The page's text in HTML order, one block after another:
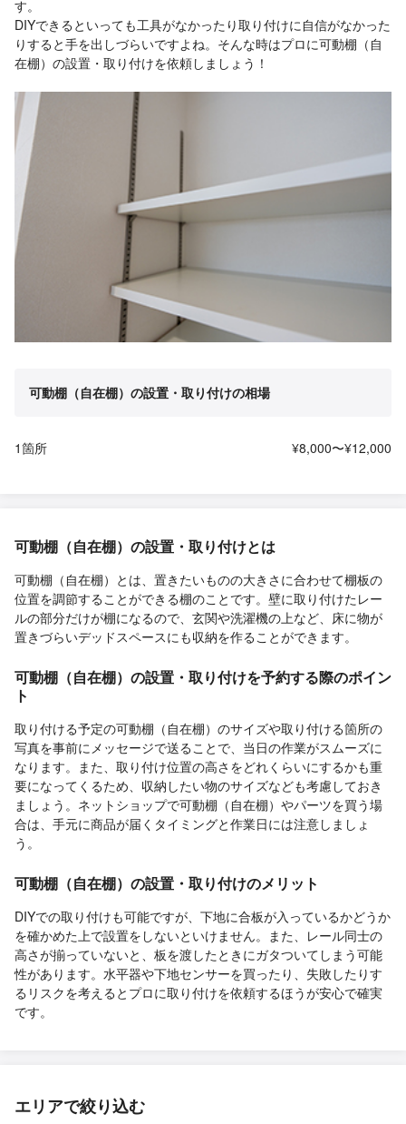
す。
DIYできるといっても工具がなかったり取り付けに自信がなかった
りすると手を出しづらいですよね。そんな時はプロに可動棚（自
在棚）の設置・取り付けを依頼しましょう！
可動棚（自在棚）の設置・取り付けの相場
1箇所 ¥8,000〜¥12,000
可動棚（自在棚）の設置・取り付けとは
可動棚（自在棚）とは、置きたいものの大きさに合わせて棚板の
位置を調節することができる棚のことです。壁に取り付けたレー
ルの部分だけが棚になるので、玄関や洗濯機の上など、床に物が
置きづらいデッドスペースにも収納を作ることができます。
可動棚（自在棚）の設置・取り付けを予約する際のポイン
ト
取り付ける予定の可動棚（自在棚）のサイズや取り付ける箇所の
写真を事前にメッセージで送ることで、当日の作業がスムーズに
なります。また、取り付け位置の高さをどれくらいにするかも重
要になってくるため、収納したい物のサイズなども考慮しておき
ましょう。ネットショップで可動棚（自在棚）やパーツを買う場
合は、手元に商品が届くタイミングと作業日には注意しましょ
う。
可動棚（自在棚）の設置・取り付けのメリット
DIYでの取り付けも可能ですが、下地に合板が入っているかどうか
を確かめた上で設置をしないといけません。また、レール同士の
高さが揃っていないと、板を渡したときにガタついてしまう可能
性があります。水平器や下地センサーを買ったり、失敗したりす
るリスクを考えるとプロに取り付けを依頼するほうが安心で確実
です。
エリアで絞り込む